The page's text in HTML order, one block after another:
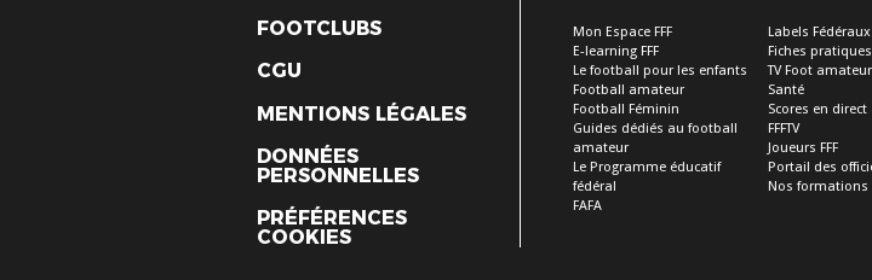
FOOTCLUBS
CGU
MENTIONS LÉGALES
DONNÉES
PERSONNELLES
PRÉFÉRENCES
COOKIES
Mon Espace FFF
E-learning FFF
Le football pour les enfants
Football amateur
Football Féminin
Guides dédiés au football
amateur
Le Programme éducatif
fédéral
FAFA
Labels Fédéraux
Fiches pratiques
TV Foot amateur
Santé
Scores en direct
FFFTV
Joueurs FFF
Portail des
Nos formations